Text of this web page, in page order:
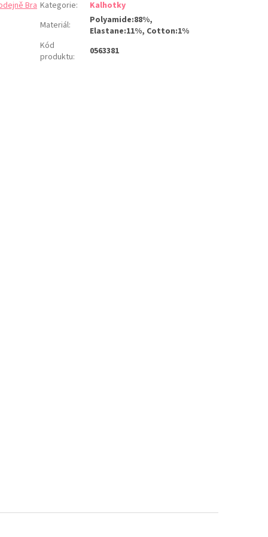
Bra Kategorie:
Kalhotky
Materiál:
Polyamide:88%,
Elastane:11%, Cotton:1%
Kód
produktu: 0563381